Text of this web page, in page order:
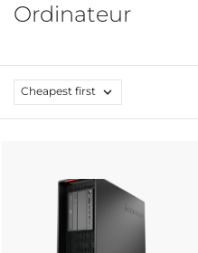
Ordinateur
Cheapest first 
CRÉER UNE